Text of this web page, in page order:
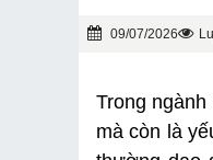
09/07/2026
Trong
mà còn là